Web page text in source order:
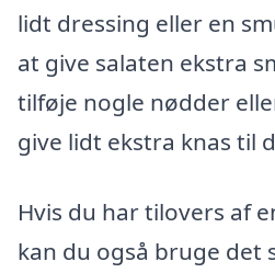
lidt dressing eller en
at give salaten ekstra
tilføje nogle nødder
give lidt ekstra knas til
Hvis du har tilovers af
kan du også bruge det